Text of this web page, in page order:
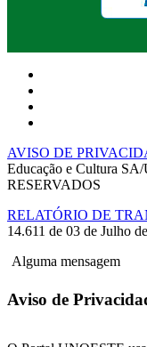
AVISO DE
Educação e Cultura
RESERVADOS
RELATÓRIO DE
14.611 de 03 de Julho
Alguma mensagem
Aviso de